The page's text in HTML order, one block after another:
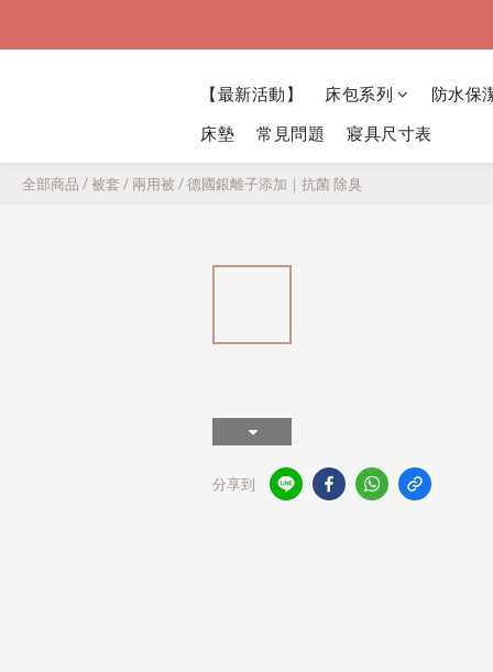
【最新活動】 床包系列
防水保
床墊
常見問題 寢具尺寸表
全部商品 /被套 / 兩用被 /德國銀離子添加｜抗菌 除臭
分享到